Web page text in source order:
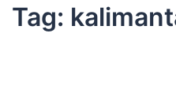
Tag: